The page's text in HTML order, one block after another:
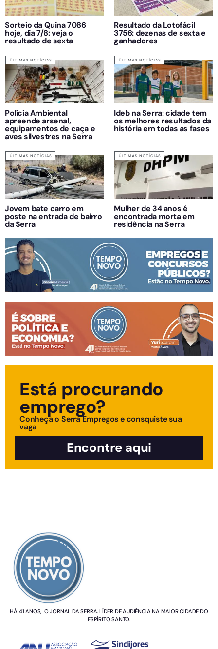
Sorteio da Quina 7086
hoje, dia 7/8: veja o
resultado de sexta
Resultado da Lotofácil
3756: dezenas de sexta e
ganhadores
ÚLTIMAS NOTÍCIAS
Polícia Ambiental
apreende arsenal,
equipamentos de caça e
aves silvestres na Serra
ÚLTIMAS NOTÍCIAS
Ideb na Serra: cidade tem
os melhores resultados da
história em todas as fases
ÚLTIMAS NOTÍCIAS
Jovem bate carro em
poste na entrada de bairro
da Serra
ÚLTIMAS NOTÍCIAS
Mulher de 34 anos é
encontrada morta em
residência na Serra
Está procurando
emprego?
Conheça o Serra Empregos e consquiste sua
vaga
Encontre aqui
HÁ 41 ANOS, O JORNAL DA SERRA. LÍDER DE AUDIÊNCIA NA MAIOR CIDADE DO
ESPÍRITO SANTO.